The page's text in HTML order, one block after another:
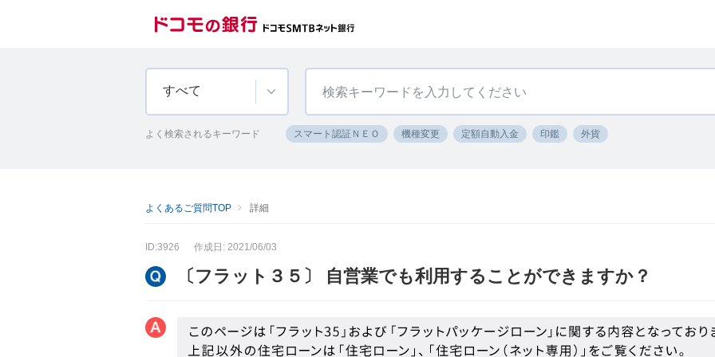
すべて
よく検索されるキーワード スマート認証ＮＥＯ 機種変更 定額自動入金 印鑑 外貨
よくあるご質問TOP 詳細
ID:3926 作成日: 2021/06/03
〔フラット３５〕 自営業でも利用することができますか？